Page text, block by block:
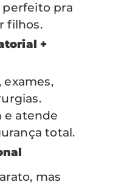
pra
filhos.
+
exames,
e atende
total.
mas